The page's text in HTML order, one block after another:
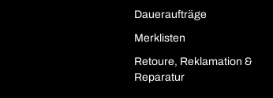
Daueraufträge
Merklisten
Retoure, Reklamation &
Reparatur